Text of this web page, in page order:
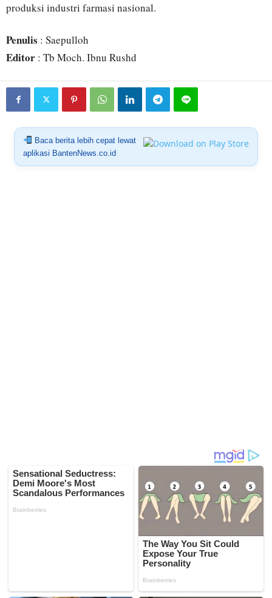
produksi industri farmasi nasional.
Penulis : Saepulloh
Editor : Tb Moch. Ibnu Rushd
Baca berita lebih cepat lewat
aplikasi BantenNews.co.id